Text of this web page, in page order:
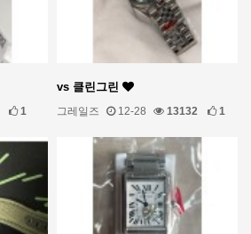
1
vs 클린그린
그레일즈 12-28 13132 1